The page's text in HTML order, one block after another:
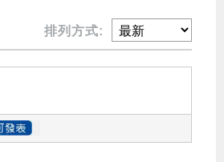
排列方式: